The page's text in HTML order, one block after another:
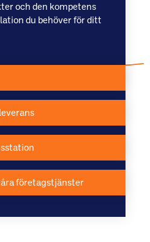
och den kompetens
du behöver för ditt
företagstjänster